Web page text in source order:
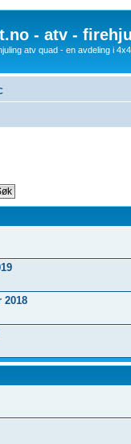
- atv -
atv quad - en avdeling i
2018